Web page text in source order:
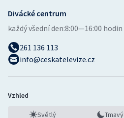
Stolní tenis
Triatlon
Vodní slalom
Divácké centrum
každý všední den:8:00—16:00 hodin
261 136 113
info@ceskatelevize.cz
Vzhled
Světlý Tmavý